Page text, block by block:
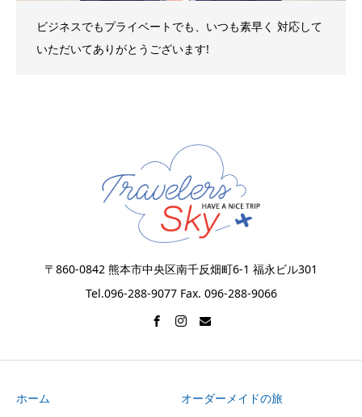
ビジネスでもプライベートでも、いつも素早く 対応して
いただいてありがとうございます!
〒860-0842 熊本市中央区南千反畑町6-1 福永ビル301
Tel.096-288-9077 Fax. 096-288-9066
ホーム オーダーメイドの旅